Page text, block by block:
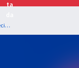
TJ CE - Tribunal de Justiça do Estado do Ceará - Conhecimentos Específicos para o Cargo: Analista Judiciário – Área Apoio Especializado – Especialidade Ciência da Computação – Área Tecnologia da Informação - Sistemas (Pós-Edital)